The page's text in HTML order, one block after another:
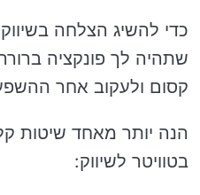
כדי להשיג הצלחה
שתהיה לך פונקציה
קסום ולעקוב אחר
הנה יותר מאחד שיטות
בטוויטר לשיווק: